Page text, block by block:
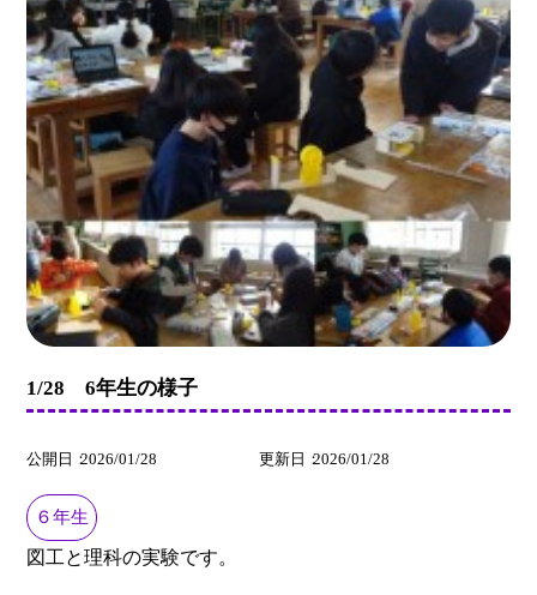
1/28 6年生の様子
公開日 2026/01/28 更新日 2026/01/28
６年生
図工と理科の実験です。